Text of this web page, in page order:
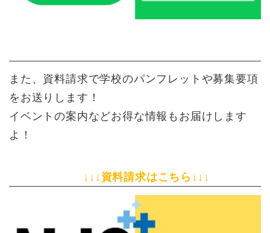
また、資料請求で学校のパンフレットや募集要項
をお送りします！
イベントの案内などお得な情報もお届けします
よ！
↓↓↓資料請求はこちら↓↓↓